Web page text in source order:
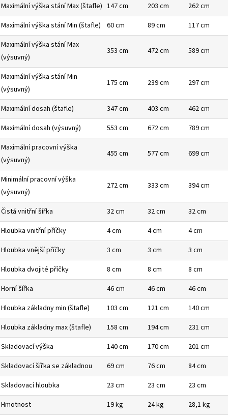
Maximální výška stání Max (štafle) 147 cm 203 cm
262 cm
Maximální výška stání Min (štafle)
60 cm 89 cm
117 cm
Maximální výška stání Max
(výsuvný)
353 cm 472 cm 589 cm
Maximální výška stání Min
(výsuvný)
175 cm 239 cm 297 cm
Maximální dosah (štafle) 347 cm 403 cm
462 cm
Maximální dosah (výsuvný)
553 cm 672 cm
789 cm
Maximální pracovní výška
(výsuvný)
455 cm 577 cm 699 cm
Minimální pracovní výška
(výsuvný)
272 cm 333 cm 394 cm
Čistá vnitřní šířka 32 cm 32 cm
32 cm
Hloubka vnitřní příčky
4 cm 4 cm
4 cm
Hloubka vnější příčky
3 cm 3 cm
3 cm
Hloubka dvojité příčky
8 cm 8 cm
8 cm
Horní šířka
46 cm 46 cm
46 cm
Hloubka základny min (štafle)
103 cm 121 cm
140 cm
Hloubka základny max (štafle)
158 cm 194 cm
231 cm
Skladovací výška
140 cm 170 cm
201 cm
Skladovací šířka se základnou
69 cm 76 cm
84 cm
Skladovací hloubka
23 cm 23 cm
23 cm
Hmotnost
19 kg 24 kg 28,1 kg